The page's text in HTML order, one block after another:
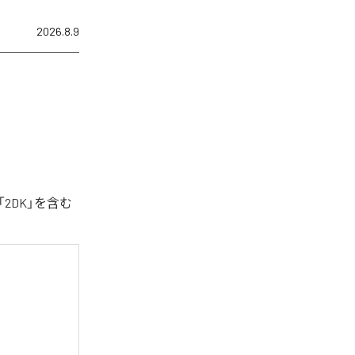
2026.8.9
」を含む